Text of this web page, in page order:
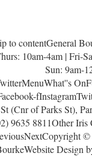
to contentGeneral
10am-4am | Fri-
Sun: 9am-
(Cnr of Parks St),
9635 8811Other
Design